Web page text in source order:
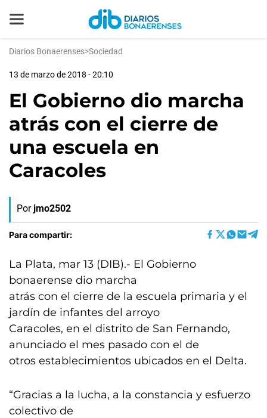
Diarios Bonaerenses>Sociedad
13 de marzo de 2018 - 20:10
El Gobierno dio marcha
atrás con el cierre de
una escuela en
Caracoles
Por jmo2502
Para compartir:
La Plata, mar 13 (DIB).- El Gobierno
bonaerense dio marcha
atrás con el cierre de la escuela primaria y el
jardín de infantes del arroyo
Caracoles, en el distrito de San Fernando,
anunciado el mes pasado con el de
otros establecimientos ubicados en el Delta.
“Gracias a la lucha, a la constancia y esfuerzo
colectivo de